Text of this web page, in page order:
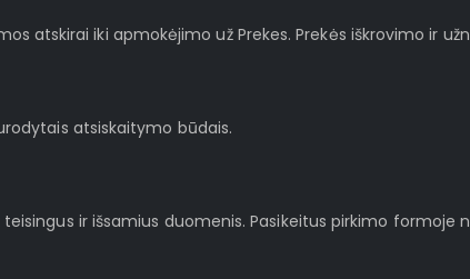
atskirai iki apmokėjimo už Prekes. Prekės iškrovimo ir
atsiskaitymo būdais.
ir išsamius duomenis. Pasikeitus pirkimo